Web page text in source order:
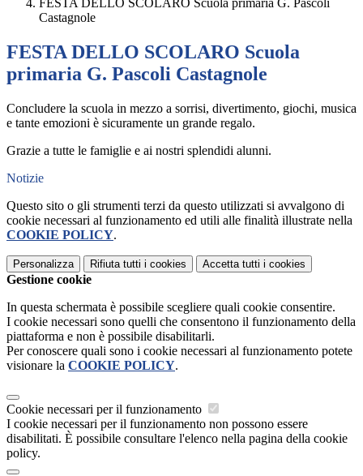
FESTA DELLO SCOLARO Scuola primaria G. Pascoli
Castagnole
FESTA DELLO SCOLARO Scuola
primaria G. Pascoli Castagnole
Concludere la scuola in mezzo a sorrisi, divertimento, giochi, musica
e tante emozioni è sicuramente un grande regalo.
Grazie a tutte le famiglie e ai nostri splendidi alunni.
Notizie
Questo sito o gli strumenti terzi da questo utilizzati si avvalgono di
cookie necessari al funzionamento ed utili alle finalità illustrate nella
COOKIE POLICY.
Personalizza Rifiuta tutti i cookies Accetta tutti i cookies
Gestione cookie
In questa schermata è possibile scegliere quali cookie consentire.
I cookie necessari sono quelli che consentono il funzionamento della
piattaforma e non è possibile disabilitarli.
Per conoscere quali sono i cookie necessari al funzionamento potete
visionare la COOKIE POLICY.
Cookie necessari per il funzionamento
I cookie necessari per il funzionamento non possono essere
disabilitati. È possibile consultare l'elenco nella pagina della cookie
policy.